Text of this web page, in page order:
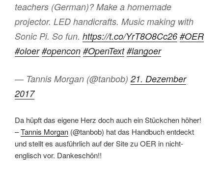
teachers (German)? Make a homemade
projector. LED handicrafts. Music making with
Sonic Pi. So fun. https://t.co/YrT8O8Cc26 #OER
#oloer #opencon #OpenText #langoer
— Tannis Morgan (@tanbob)21. Dezember
2017
Da hüpft das eigene Herz doch auch ein Stückchen höher!
–Tannis Morgan (@tanbob) hat das Handbuch entdeckt
und stellt es ausführlich auf der Site zu OER in nicht-
englisch vor. Dankeschön!!